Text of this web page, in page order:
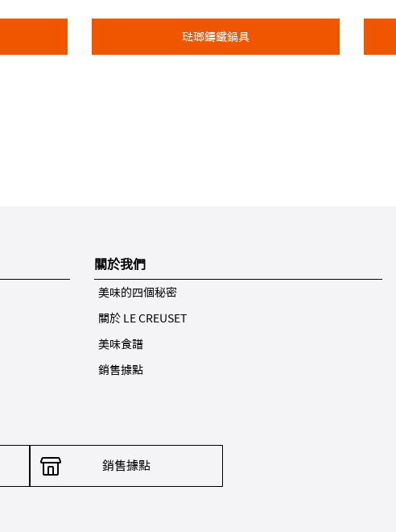
琺瑯鑄鐵鍋具
關於我們
美味的四個秘密
關於 LE CREUSET
美味食譜
銷售據點
銷售據點